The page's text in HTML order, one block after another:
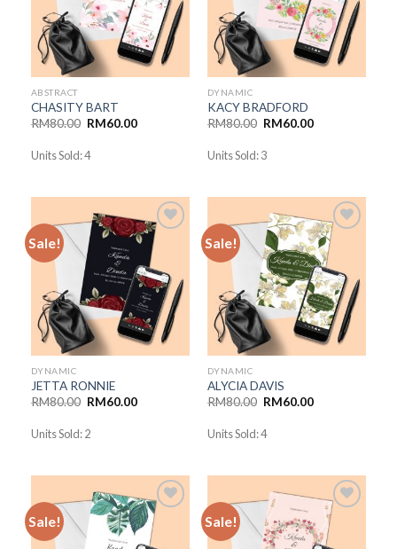
ABSTRACT
CHASITY BART
RM80.00 RM60.00
Units Sold: 4
DYNAMIC
KACY BRADFORD
RM80.00 RM60.00
Units Sold: 3
Sale!
Add to
Wishlist
DYNAMIC
JETTA RONNIE
RM80.00 RM60.00
Units Sold: 2
Sale!
Add to
Wishlist
DYNAMIC
ALYCIA DAVIS
RM80.00 RM60.00
Units Sold: 4
Sale!
Add to
Wishlist
Sale!
Add to
Wishlist